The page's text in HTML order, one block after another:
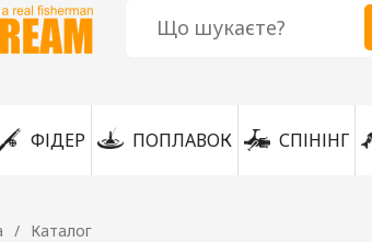
ФІДЕР ПОПЛАВОК СПІНІНГ
Каталог